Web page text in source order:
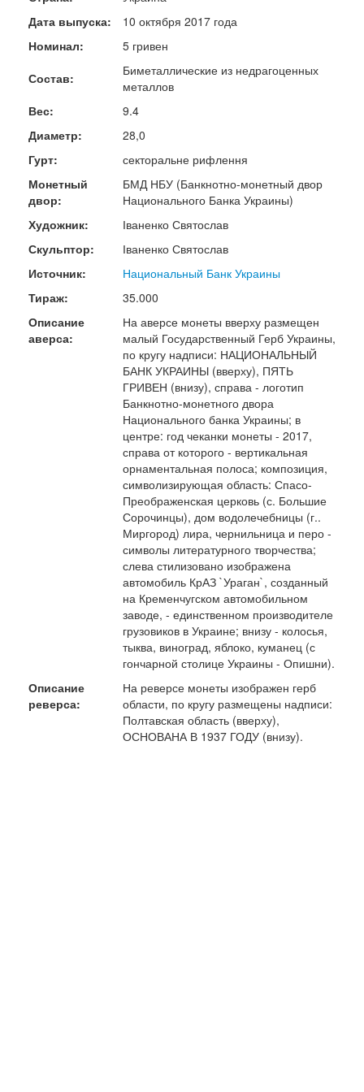
Дата выпуска:
10 октября 2017 года
Номинал:
5 гривен
Состав:
Биметаллические из недрагоценных
металлов
Вес:
9.4
Диаметр:
28,0
Гурт:
секторальне рифлення
Монетный
двор:
БМД НБУ (Банкнотно-монетный двор
Национального Банка Украины)
Художник:
Іваненко Святослав
Скульптор:
Іваненко Святослав
Источник:
Национальный Банк Украины
Тираж:
35.000
Описание
аверса:
На аверсе монеты вверху размещен
малый Государственный Герб Украины,
по кругу надписи: НАЦИОНАЛЬНЫЙ
БАНК УКРАИНЫ (вверху), ПЯТЬ
ГРИВЕН (внизу), справа - логотип
Банкнотно-монетного двора
Национального банка Украины; в
центре: год чеканки монеты - 2017,
справа от которого - вертикальная
орнаментальная полоса; композиция,
символизирующая область: Спасо-
Преображенская церковь (с. Большие
Сорочинцы), дом водолечебницы (г..
Миргород) лира, чернильница и перо -
символы литературного творчества;
слева стилизовано изображена
автомобиль КрАЗ `Ураган`, созданный
на Кременчугском автомобильном
заводе, - единственном производителе
грузовиков в Украине; внизу - колосья,
тыква, виноград, яблоко, куманец (с
гончарной столице Украины - Опишни).
Описание
реверса:
На реверсе монеты изображен герб
области, по кругу размещены надписи:
Полтавская область (вверху),
ОСНОВАНА В 1937 ГОДУ (внизу).